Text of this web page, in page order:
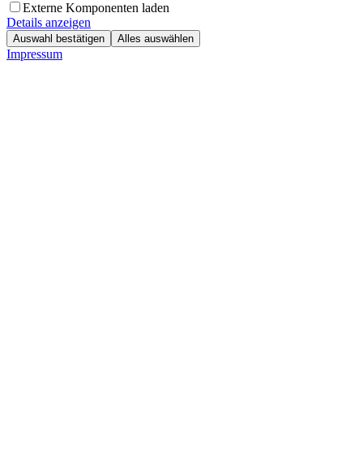
Externe Komponenten laden
Details anzeigen
Auswahl bestätigen Alles auswählen
Impressum